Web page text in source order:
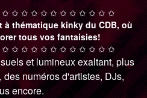
✩ ✩ ✩ ✩ ✩ ✩ ✩ ✩ ✩ ✩ ✩
à thématique kinky du CDB, où
tous vos fantaisies!
✩ ✩ ✩ ✩ ✩ ✩ ✩ ✩ ✩ ✩ ✩
et lumineux exaltant, plus
numéros d'artistes, DJs,
encore.